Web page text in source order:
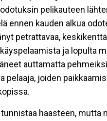
pelikauteen
ennen kauden alkua
petrattavaa,
ja lopulta
auttamatta
pelaaja, joiden
haasteen, mutta